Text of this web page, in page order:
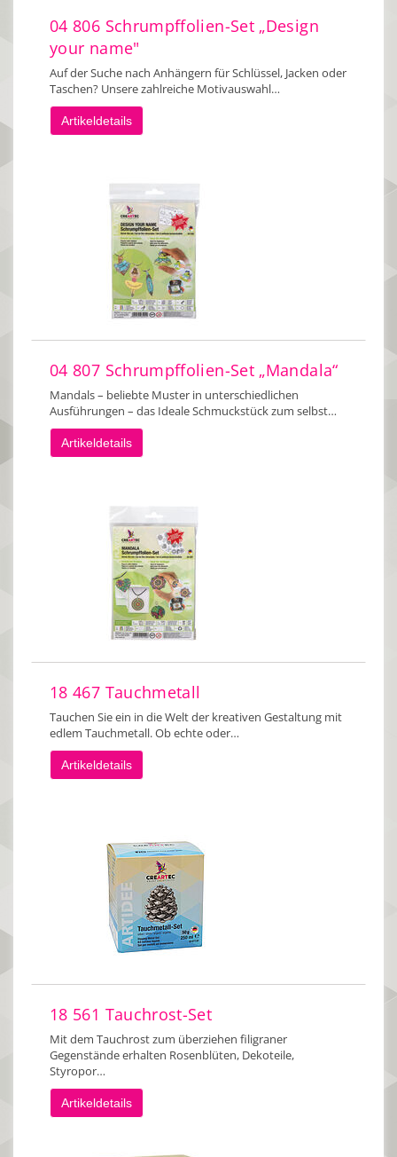
04 806 Schrumpffolien-Set „Design
your name"
Auf der Suche nach Anhängern für Schlüssel, Jacken oder
Taschen? Unsere zahlreiche Motivauswahl…
Artikeldetails
04 807 Schrumpffolien-Set „Mandala“
Mandals – beliebte Muster in unterschiedlichen
Ausführungen – das Ideale Schmuckstück zum selbst…
Artikeldetails
18 467 Tauchmetall
Tauchen Sie ein in die Welt der kreativen Gestaltung mit
edlem Tauchmetall. Ob echte oder…
Artikeldetails
18 561 Tauchrost-Set
Mit dem Tauchrost zum überziehen filigraner
Gegenstände erhalten Rosenblüten, Dekoteile,
Styropor…
Artikeldetails